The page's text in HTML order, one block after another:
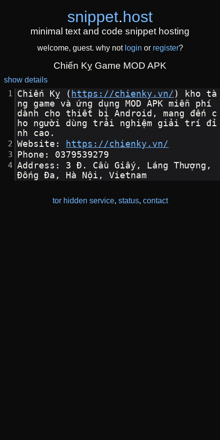
snippet.host
minimal text and code snippet hosting
welcome, guest. why not login or register?
Chiến Kỵ Game MOD APK
show details
​Chiến Kỵ ( https://chienky.vn/ ) kho tà
ng game và ứng dụng MOD APK miễn phí
dành cho thiết bị Android, mang đến c
ho người dùng trải nghiệm giải trí đỉ
nh cao.
Website:
https://chienky.vn/
Phone: 0379539279
Address: 3 Đ. Cầu Giấy, Láng Thượng,
Đống Đa, Hà Nội, Vietnam
tor hidden service, status, contact